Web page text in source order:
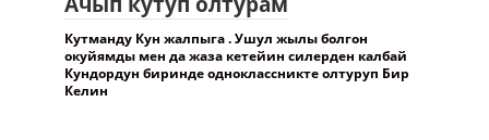
Кутманду Кун жалпыга . Ушул жылы болгон
окуйямды мен да жаза кетейин силерден калбай
Кундордун биринде одноклассникте олтуруп Бир
Келин